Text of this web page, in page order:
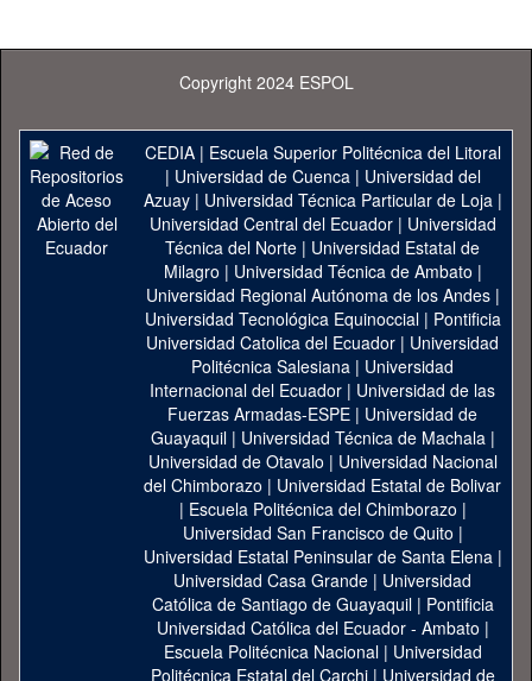
Copyright 2024 ESPOL
CEDIA| Escuela Superior Politécnica del Litoral
| Universidad de Cuenca| Universidad del
Azuay| Universidad Técnica Particular de Loja|
Universidad Central del Ecuador| Universidad
Técnica del Norte | Universidad Estatal de
Milagro | Universidad Técnica de Ambato |
Universidad Regional Autónoma de los Andes|
Universidad Tecnológica Equinoccial| Pontificia
Universidad Catolica del Ecuador | Universidad
Politécnica Salesiana | Universidad
Internacional del Ecuador | Universidad de las
Fuerzas Armadas-ESPE | Universidad de
Guayaquil| Universidad Técnica de Machala|
Universidad de Otavalo | Universidad Nacional
del Chimborazo | Universidad Estatal de Bolivar
| Escuela Politécnica del Chimborazo |
Universidad San Francisco de Quito |
Universidad Estatal Peninsular de Santa Elena|
Universidad Casa Grande | Universidad
Católica de Santiago de Guayaquil| Pontificia
Universidad Católica del Ecuador - Ambato |
Escuela Politécnica Nacional| Universidad
Politécnica Estatal del Carchi| Universidad de